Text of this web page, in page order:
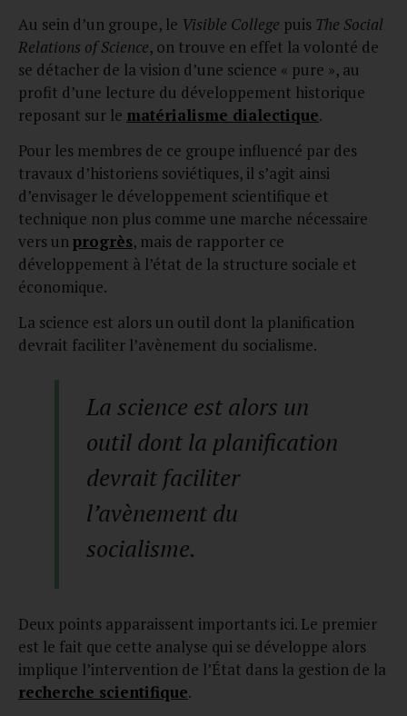
Au sein d’un groupe, le Visible College puis The Social
Relations of Science, on trouve en effet la volonté de
se détacher de la vision d’une science « pure », au
profit d’une lecture du développement historique
reposant sur le matérialisme dialectique.
Pour les membres de ce groupe influencé par des
travaux d’historiens soviétiques, il s’agit ainsi
d’envisager le développement scientifique et
technique non plus comme une marche nécessaire
vers unprogrès, mais de rapporter ce
développement à l’état de la structure sociale et
économique.
La science est alors un outil dont la planification
devrait faciliter l’avènement du socialisme.
La science est alors un
outil dont la planification
devrait faciliter
l’avènement du
socialisme.
Deux points apparaissent importants ici. Le premier
est le fait que cette analyse qui se développe alors
implique l’intervention de l’État dans la gestion de la
recherche scientifique.